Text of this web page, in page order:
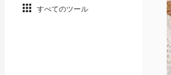
すべてのツール